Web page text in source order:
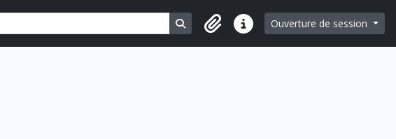
Search in browse page
Liens rapidesOuverture de session